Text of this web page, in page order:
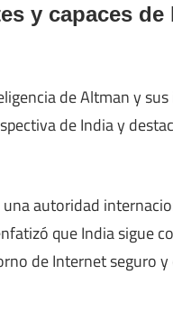
y capaces
de Altman y
de India y
autoridad
que India sigue
de Internet seguro